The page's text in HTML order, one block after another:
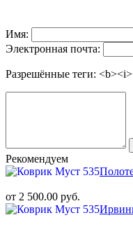
Имя:
Электронная почта:
Разрешённые теги:
Рекомендуем
от 2 500.00 руб.